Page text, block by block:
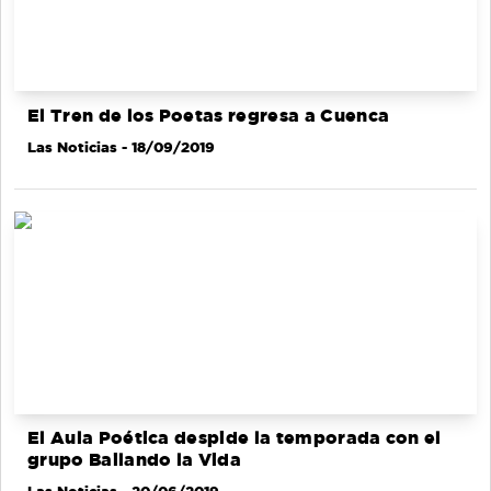
El Tren de los Poetas regresa a Cuenca
Las Noticias - 18/09/2019
El Aula Poética despide la temporada con el
grupo Bailando la Vida